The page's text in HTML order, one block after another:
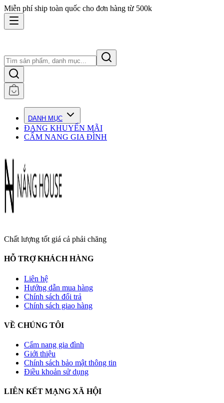
Miễn phí ship toàn quốc cho đơn hàng từ 500k
DANH MỤC
ĐANG KHUYẾN MÃI
CẨM NANG GIA ĐÌNH
Chất lượng tốt giá cả phải chăng
HỖ TRỢ KHÁCH HÀNG
Liên hệ
Hướng dẫn mua hàng
Chính sách đổi trả
Chính sách giao hàng
VỀ CHÚNG TÔI
Cẩm nang gia đình
Giới thiệu
Chính sách bảo mật thông tin
Điều khoản sử dụng
LIÊN KẾT MẠNG XÃ HỘI